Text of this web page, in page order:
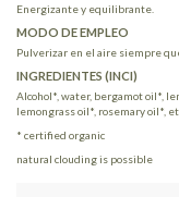
Energizante y equilibrante.
MODO DE EMPLEO
Pulverizar en el aire siempre
INGREDIENTES (INCI)
Alcohol*, water, bergamot oil*,
lemongrass oil*, rosemary oil*,
* certified organic
natural clouding is possible